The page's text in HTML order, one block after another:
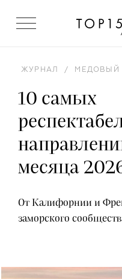
ЖУРНАЛ / МЕДОВЫЙ
10 самых
месяца
От Калифорнии и
заморского